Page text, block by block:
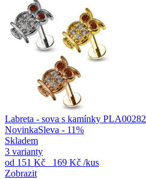
Labreta - sova s kamínky PLA00282
NovinkaSleva - 11%
Skladem
3 varianty
od 151 Kč 169 Kč /kus
Zobrazit